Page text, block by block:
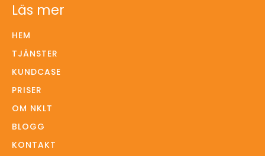
Läs mer
HEM
TJÄNSTER
KUNDCASE
PRISER
OM NKLT
BLOGG
KONTAKT